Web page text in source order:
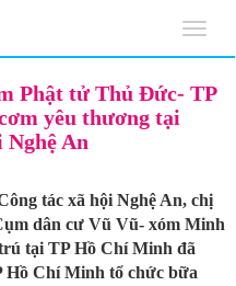
Phật tử Thủ Đức- TP
yêu thương tại
An
tác xã hội Nghệ An, chị
dân cư Vũ Vũ- xóm Minh
tại TP Hồ Chí Minh đã
Chí Minh tổ chức bữa